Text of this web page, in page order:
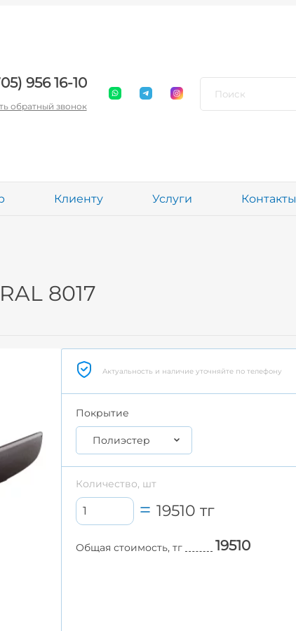
956 16-10
обратный звонок
Клиенту Услуги Контакты
8017
Актуальность и наличие уточняйте по телефону
Покрытие
Полиэстер
Количество, шт
19510 тг
Общая стоимость, тг 19510